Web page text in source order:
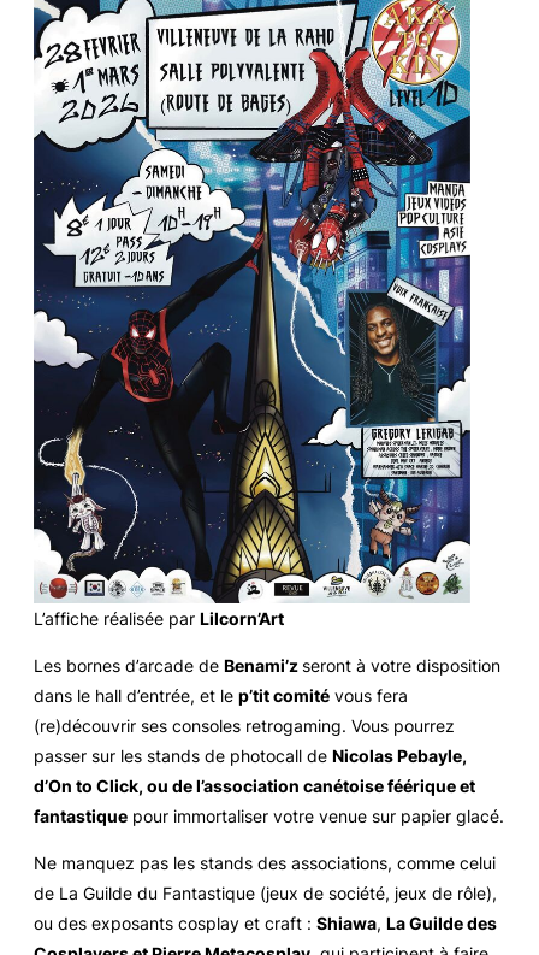
L’affiche réalisée par Lilcorn’Art
Les bornes d’arcade de Benami’zseront à votre disposition
dans le hall d’entrée, et le p’tit comité vous fera
(re)découvrir ses consoles retrogaming. Vous pourrez
passer sur les stands de photocall de Nicolas Pebayle,
d’On to Click, ou de l’association canétoise féérique et
fantastique pour immortaliser votre venue sur papier glacé.
Ne manquez pas les stands des associations, comme celui
de La Guilde du Fantastique (jeux de société, jeux de rôle),
ou des exposants cosplay et craft : Shiawa, La Guilde des